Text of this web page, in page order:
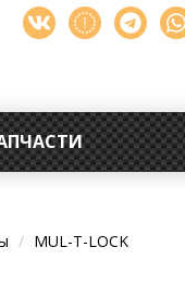
MUL-T-LOCK